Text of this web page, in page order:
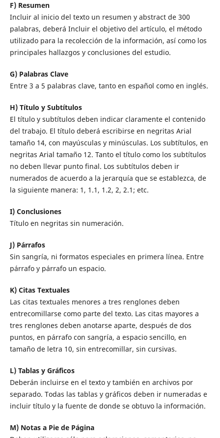
F) Resumen
Incluir al inicio del texto un resumen y abstract de 300
palabras, deberá Incluir el objetivo del artículo, el método
utilizado para la recolección de la información, así como los
principales hallazgos y conclusiones del estudio.
G) Palabras Clave
Entre 3 a 5 palabras clave, tanto en español como en inglés.
H) Título y Subtítulos
El título y subtítulos deben indicar claramente el contenido
del trabajo. El título deberá escribirse en negritas Arial
tamaño 14, con mayúsculas y minúsculas. Los subtítulos, en
negritas Arial tamaño 12. Tanto el título como los subtítulos
no deben llevar punto final. Los subtítulos deben ir
numerados de acuerdo a la jerarquía que se establezca, de
la siguiente manera: 1, 1.1, 1.2, 2, 2.1; etc.
I) Conclusiones
Título en negritas sin numeración.
J) Párrafos
Sin sangría, ni formatos especiales en primera línea. Entre
párrafo y párrafo un espacio.
K) Citas Textuales
Las citas textuales menores a tres renglones deben
entrecomillarse como parte del texto. Las citas mayores a
tres renglones deben anotarse aparte, después de dos
puntos, en párrafo con sangría, a espacio sencillo, en
tamaño de letra 10, sin entrecomillar, sin cursivas.
L) Tablas y Gráficos
Deberán incluirse en el texto y también en archivos por
separado. Todas las tablas y gráficos deben ir numeradas e
incluir título y la fuente de donde se obtuvo la información.
M) Notas a Pie de Página